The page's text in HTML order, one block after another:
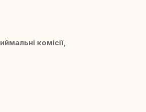
комісії,